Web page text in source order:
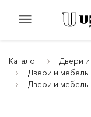
menu
Каталог
Двери и
Двери и мебель
Двери и мебель